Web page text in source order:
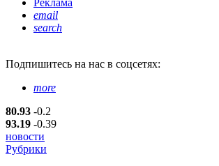
Реклама
email
search
Подпишитесь на нас в соцсетях:
more
80.93 -0.2
93.19 -0.39
новости
Рубрики